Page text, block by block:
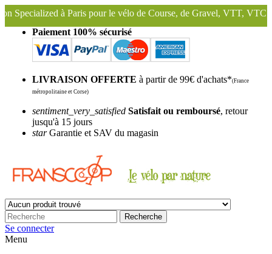
pour le vélo de Course, de Gravel, VTT, VTC ...
Nous
Paiement 100% sécurisé
LIVRAISON OFFERTE à partir de 99€ d'achats*(France
métropolitaine et Corse)
sentiment_very_satisfied Satisfait ou remboursé, retour
jusqu'à 15 jours
starGarantie et SAV du magasin
Recherche
Se connecter
Menu